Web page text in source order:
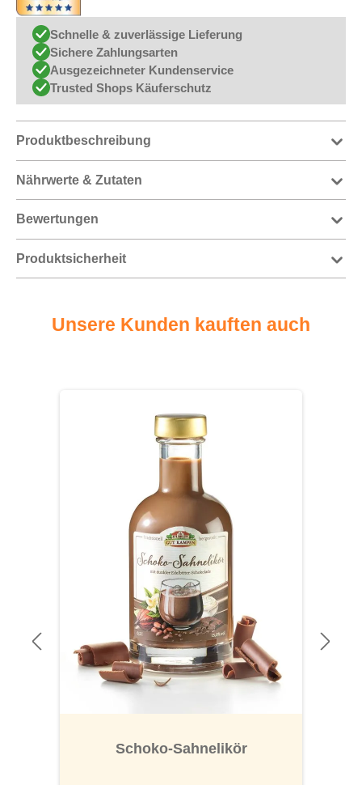
Schnelle & zuverlässige Lieferung
Sichere Zahlungsarten
Ausgezeichneter Kundenservice
Trusted Shops Käuferschutz
Produktbeschreibung
Nährwerte & Zutaten
Bewertungen
Produktsicherheit
Unsere Kunden kauften auch
Schoko-Sahnelikör